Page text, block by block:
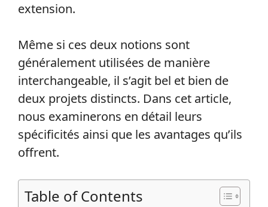
extension.
Même si ces deux notions sont
généralement utilisées de manière
interchangeable, il s’agit bel et bien de
deux projets distincts. Dans cet article,
nous examinerons en détail leurs
spécificités ainsi que les avantages qu’ils
offrent.
Table of Contents